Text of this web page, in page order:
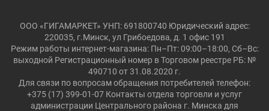
ООО «ГИГАМАРКЕТ» УНП: 691800740 Юридический адрес:
220035, г.Минск, ул Грибоедова, д. 1 офис 191
Режим работы интернет-магазина: Пн–Пт: 09:00–18:00, Сб–Вс:
выходной Регистрационный номер в Торговом реестре РБ: №
490710 от 31.08.2020 г.
Для связи по вопросам обращения потребителей телефон:
+375 (17) 399-01-07 Контакты отдела торговли и услуг
администрации Центрального района г. Минска для